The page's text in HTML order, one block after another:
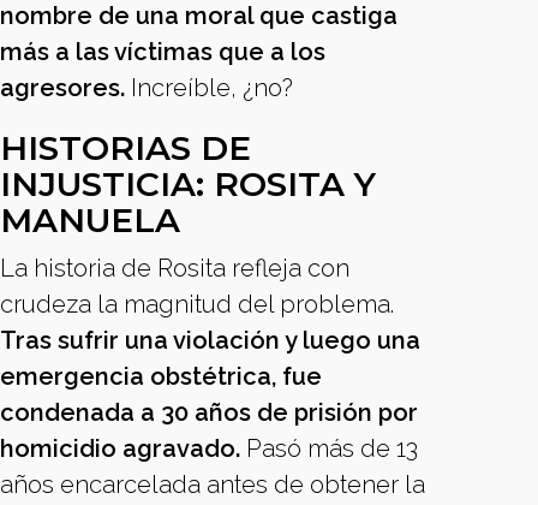
nombre de una moral que castiga
más a las víctimas que a los
agresores. Increíble, ¿no?
HISTORIAS DE
INJUSTICIA: ROSITA Y
MANUELA
La historia de Rosita refleja con
crudeza la magnitud del problema.
Tras sufrir una violación y luego una
emergencia obstétrica, fue
condenada a 30 años de prisión por
homicidio agravado. Pasó más de 13
años encarcelada antes de obtener la